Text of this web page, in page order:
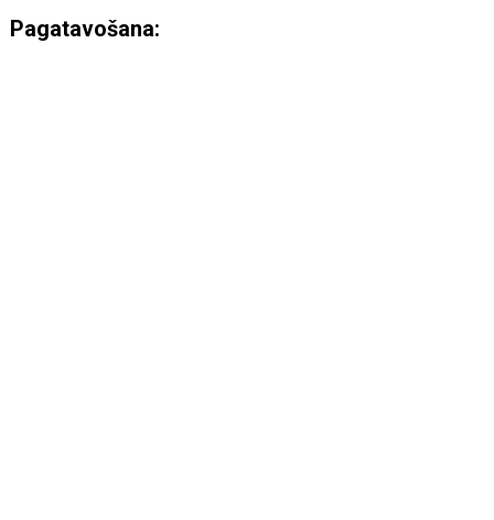
Pagatavošana: